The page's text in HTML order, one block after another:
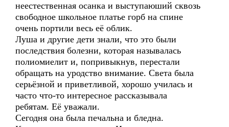
неестественная осанка и выступаюший сквозь
свободное школьное платье горб на спине
очень портили весь её облик.
Луша и другие дети знали, что это были
последствия болезни, которая называлась
полиомиелит и, попривыкнув, перестали
обращать на уродство внимание. Света была
серьёзной и приветливой, хорошо училась и
часто что-то интересное рассказывала
ребятам. Её уважали.
Сегодня она была печальна и бледна.